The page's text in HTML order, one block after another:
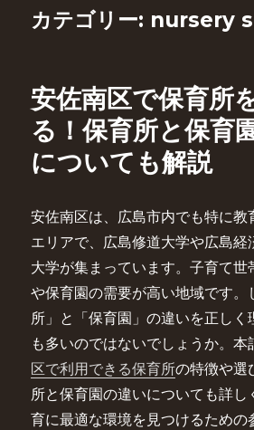
カテゴリー: nursery
安佐南区で保育所
る！保育所と保育
についても解説
安佐南区は、広島市内でも特に教
エリアで、広島修道大学や広島経
大学が集まっています。子育て世
や保育園の需要が高い地域です。
所」と「保育園」の違いを正しく
も多いのではないでしょうか。本
区で利用できる保育所の特徴や選
所と保育園の違いについても詳し
育に最適な環境を見つけるための